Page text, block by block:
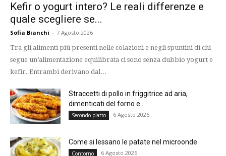
Kefir o yogurt intero? Le reali differenze e
quale scegliere se...
Sofia Bianchi - 7 Agosto 2026
Tra gli alimenti più presenti nelle colazioni e negli spuntini di chi
segue un’alimentazione equilibrata ci sono senza dubbio yogurt e
kefir. Entrambi derivano dal...
Straccetti di pollo in friggitrice ad aria,
dimenticati del forno e...
Secondo piatto 6 Agosto 2026
Come si lessano le patate nel microonde
Contorno 6 Agosto 2026